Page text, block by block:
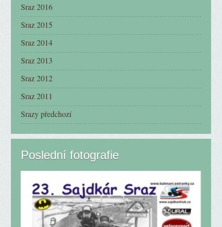
Sraz 2016
Sraz 2015
Sraz 2014
Sraz 2013
Sraz 2012
Sraz 2011
Srazy předchozí
Poslední fotografie